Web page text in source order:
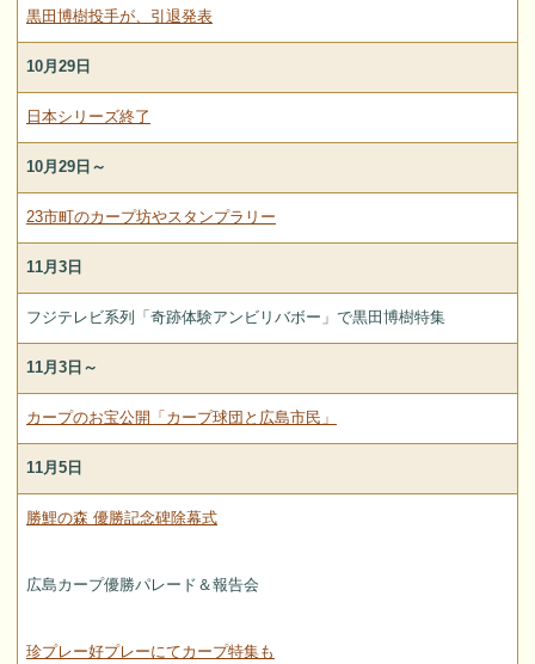
黒田博樹投手が、引退発表
10月29日
日本シリーズ終了
10月29日～
23市町のカープ坊やスタンプラリー
11月3日
フジテレビ系列「奇跡体験アンビリバボー」で黒田博樹特集
11月3日～
カープのお宝公開「カープ球団と広島市民」
11月5日
勝鯉の森 優勝記念碑除幕式
広島カープ優勝パレード＆報告会
珍プレー好プレーにてカープ特集も